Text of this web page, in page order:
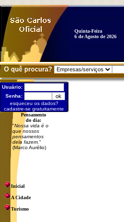
Quinta-Feira
6 de Agosto de 2026
O quê procura?
Usuário:
Senha:
esqueceu os dados?
cadastre-se gratuitamente
Pensamento
do dia:
"Nossa vida é o
que nossos
pensamentos
dela fazem. "
(Marco Aurélio)
Inicial
A Cidade
Turismo